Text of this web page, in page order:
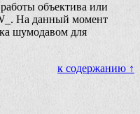
объектива или
На данный момент
шумодавом для
к содержанию ↑